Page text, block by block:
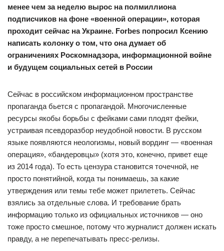
менее чем за неделю вырос на полмиллиона
подписчиков на фоне «военной операции», которая
проходит сейчас на Украине. Forbes попросил Ксению
написать колонку о том, что она думает об
ограничениях Роскомнадзора, информационной войне
и будущем социальных сетей в России
Сейчас в российском информационном пространстве
пропаганда бьется с пропагандой. Многочисленные
ресурсы якобы борьбы с фейками сами плодят фейки,
устраивая псевдоразбор неудобной новости. В русском
языке появляются неологизмы, новый вординг — «военная
операция», «бандеровцы» (хотя это, конечно, привет еще
из 2014 года). То есть цензура становится точечной, не
просто понятийной, когда ты понимаешь, за какие
утверждения или темы тебе может прилететь. Сейчас
взялись за отдельные слова. И требование брать
информацию только из официальных источников — оно
тоже просто смешное, потому что журналист должен искать
правду, а не перепечатывать пресс-релизы.